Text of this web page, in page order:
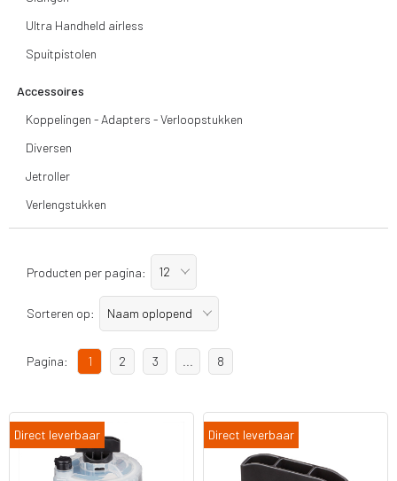
Ultra Handheld airless
Spuitpistolen
Accessoires
Koppelingen - Adapters - Verloopstukken
Diversen
Jetroller
Verlengstukken
Producten per pagina: 12
Sorteren op: Naam oplopend
Pagina: 1 2 3 8
Direct leverbaar Direct leverbaar